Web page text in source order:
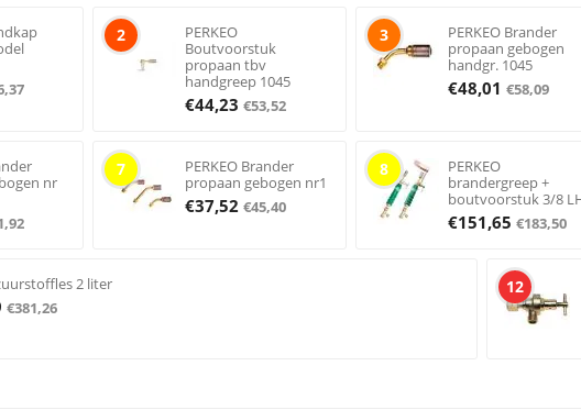
2
PERKEO
Boutvoorstuk
propaan tbv
handgreep 1045
€44,23 €53,52
3
PERKEO Brander
propaan gebogen
handgr. 1045
€48,01 €58,09
nr
7
PERKEO Brander
propaan gebogen nr1
€37,52 €45,40
8
PERKEO
brandergreep +
boutvoorstuk 3/8
€151,65 €183,50
2 liter
€381,26
12